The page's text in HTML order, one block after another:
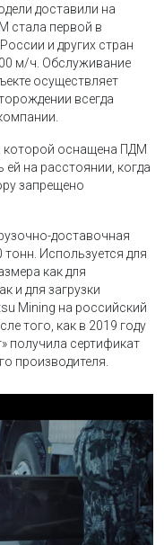
доставили на
стала первой в
и других стран
м/ч. Обслуживание
осуществляет
всегда
которой оснащена ПДМ
на расстоянии, когда
запрещено
доставочная
Используется для
как для
и для загрузки
Mining на российский
того, как в 2019 году
получила сертификат
производителя.